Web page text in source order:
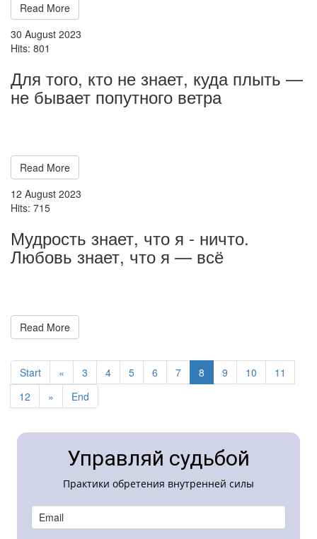
Read More
30 August 2023
Hits: 801
Для того, кто не знает, куда плыть —
не бывает попутного ветра
Read More
12 August 2023
Hits: 715
Мудрость знает, что я - ничто.
Любовь знает, что я — всё
Read More
Start « 3 4 5 6 7 8 9 10
11
12
» End
Управляй судьбой
Практики обретения внутренней силы